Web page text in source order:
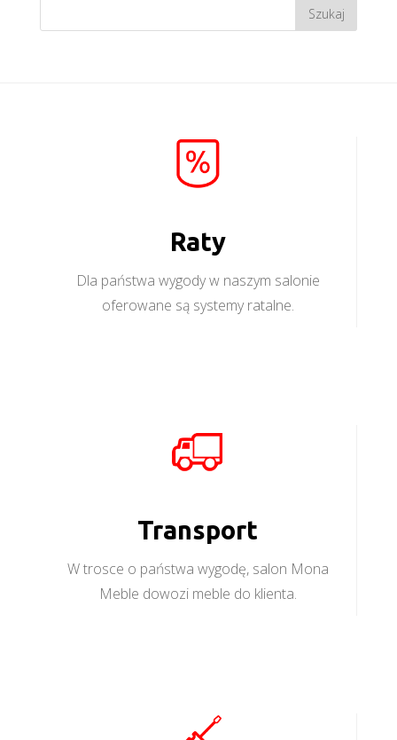
Raty
Dla państwa wygody w naszym salonie
oferowane są systemy ratalne.
Transport
W trosce o państwa wygodę, salon Mona
Meble dowozi meble do klienta.